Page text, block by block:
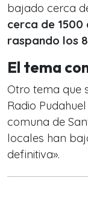
bajado cerca
cerca de
raspando los
El tema
Otro tema que
Radio
comuna de
locales han
definitiva».